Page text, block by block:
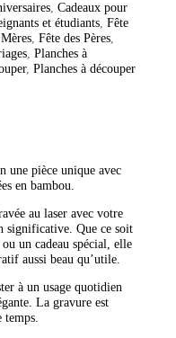
,Cadeaux pour
et étudiants,Fête
,Fête des Pères,
,Planches à
,Planches à découper
une pièce unique avec
en bambou.
au laser avec votre
significative. Que ce soit
un cadeau spécial, elle
aussi beau qu’utile.
à un usage quotidien
La gravure est
temps.